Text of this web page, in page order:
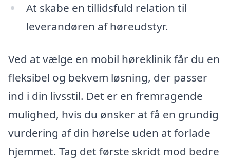
At skabe en tillidsfuld relation til
leverandøren af høreudstyr.
Ved at vælge en mobil høreklinik får du en
fleksibel og bekvem løsning, der passer
ind i din livsstil. Det er en fremragende
mulighed, hvis du ønsker at få en grundig
vurdering af din hørelse uden at forlade
hjemmet. Tag det første skridt mod bedre